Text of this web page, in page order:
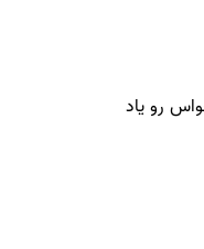
رو یاد